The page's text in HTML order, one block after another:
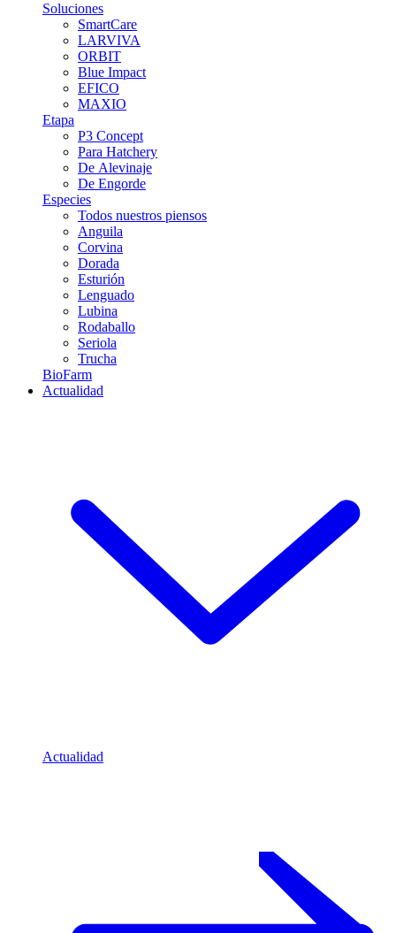
Soluciones
SmartCare
LARVIVA
ORBIT
Blue Impact
EFICO
MAXIO
Etapa
P3 Concept
Para Hatchery
De Alevinaje
De Engorde
Especies
Todos nuestros piensos
Anguila
Corvina
Dorada
Esturión
Lenguado
Lubina
Rodaballo
Seriola
Trucha
BioFarm
Actualidad
Actualidad